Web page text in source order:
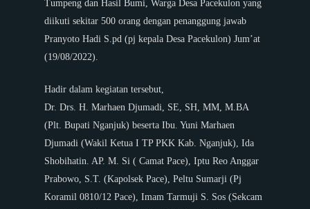
Tumpeng dan Hasil Bumi, Warga Desa Pacekulon yang
diikuti sekitar 500 orang dengan penanggung jawab
Pranyoto Hadi S.pd (pj kepala Desa Pacekulon) Jum’at
(19/08/2022).
Hadir dalam kegiatan tersebut,
Dr. Drs. H. Marhaen Djumadi, SE, SH, MM, M.BA
(Plt. Bupati Nganjuk) beserta Ibu. Yuni Marhaen
Djumadi (Wakil Ketua I TP PKK Kab. Nganjuk), Ida
Shobihatin. AP. M. Si ( Camat Pace), Iptu Reo Anggar
Prabowo, S.T. (Kapolsek Pace), Peltu Sumarji (Pj
Koramil 0810/12 Pace), Imam Tarmuji S. Sos (Sekcam